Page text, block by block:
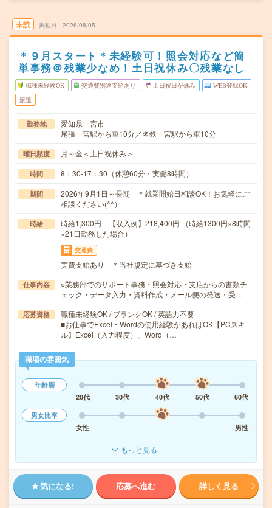
未読 掲載日 2026/08/05
＊９月スタート＊未経験可！照会対応など簡
単事務＠残業少なめ！土日祝休み〇残業なし
職種未経験OK 交通費別途支給あり 土日祝日が休み WEB登録OK
派遣
勤務地
愛知県一宮市
尾張一宮駅から車10分／名鉄一宮駅から車10分
曜日頻度 月～金＜土日祝休み＞
時間 8：30-17：30（休憩60分・実働8時間）
期間
2026年9月1日～長期 ＊就業開始日相談OK！お気軽にご
相談ください(^^）
時給
時給1,300円 【収入例】218,400円 （時給1300円×8時間
×21日勤務した場合）
交通費
実費支給あり ＊当社規定に基づき支給
仕事内容
○業務部でのサポート事務・照会対応・支店からの書類チ
ェック・データ入力・資料作成・メール便の発送・受…
応募資格
職種未経験OK / ブランクOK / 英語力不要
■お仕事でExcel・Wordの使用経験があればOK【PCスキ
ル】Excel（入力程度）、Word（…
職場の雰囲気
年齢層
20代
30代 40代 50代
60代
男女比率
女性
男性
もっと見る
気になる! 応募へ進む 詳しく見る